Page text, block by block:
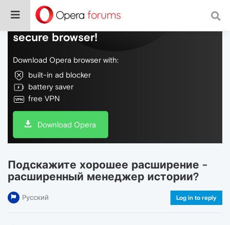
Do more on the web, with a fast and
secure browser!
Download Opera browser with:
built-in ad blocker
battery saver
free VPN
Download Opera
Подскажите хорошее расширение -
расширенный менеджер истории?
Русский Log in to reply